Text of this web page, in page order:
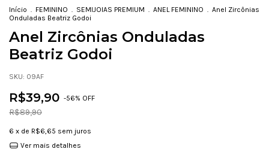
Início . FEMININO . SEMIJOIAS PREMIUM . ANEL FEMININO . Anel Zircônias
Onduladas Beatriz Godoi
Anel Zircônias Onduladas
Beatriz Godoi
SKU: 09AF
R$39,90 -56% OFF
R$89,90
6 x de R$6,65 sem juros
Ver mais detalhes